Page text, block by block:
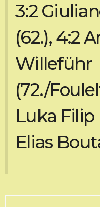
3:2
(62.), 4:2
Willeführ
(72./
Luka Filip
Elias